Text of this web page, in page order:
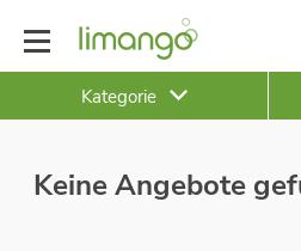
Kategorie
Keine Angebote